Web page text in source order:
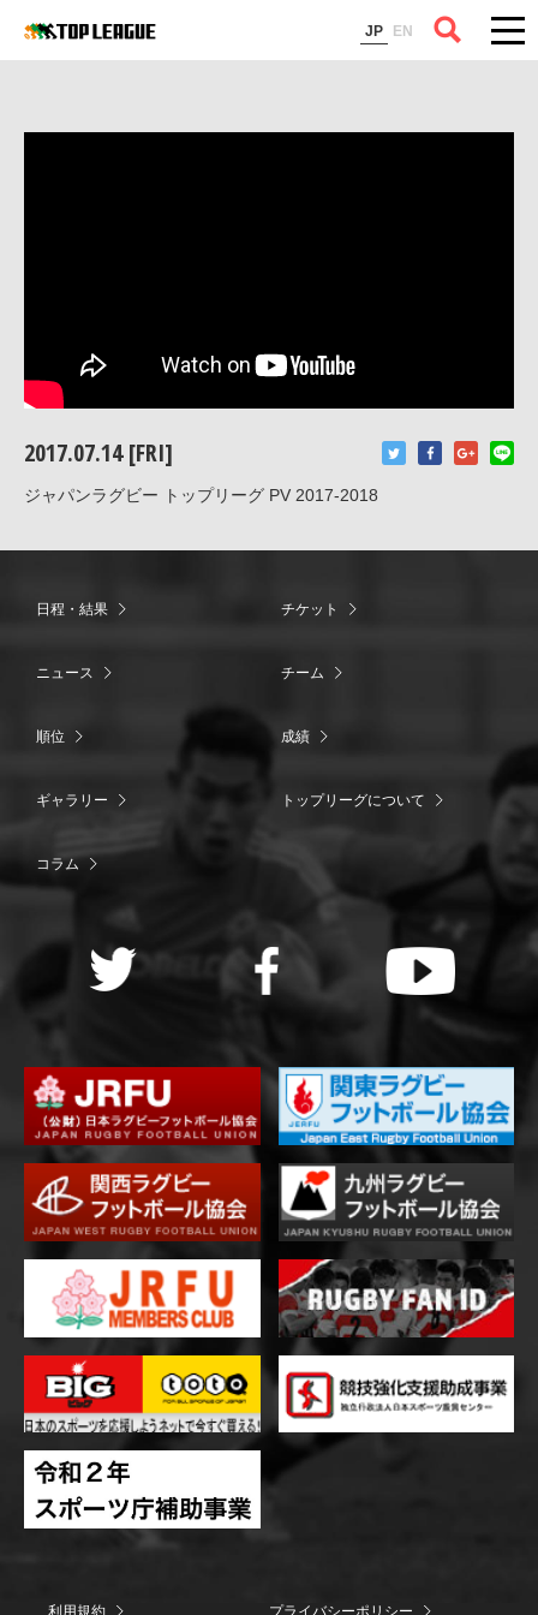
JP EN
コラム
2017.07.14 [FRI]
ジャパンラグビー トップリーグ PV 2017-2018
日程・結果 チケット
ニュース チーム
順位 成績
ギャラリー トップリーグについて
コラム